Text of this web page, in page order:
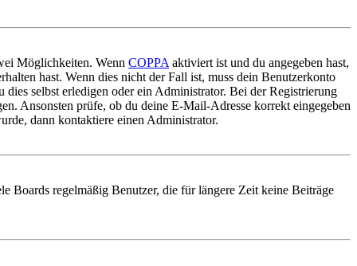
Möglichkeiten. Wenn COPPA aktiviert ist und du angegeben hast,
hast. Wenn dies nicht der Fall ist, muss dein Benutzerkonto
selbst erledigen oder ein Administrator. Bei der Registrierung
Ansonsten prüfe, ob du deine E-Mail-Adresse korrekt eingegeben
dann kontaktiere einen Administrator.
Boards regelmäßig Benutzer, die für längere Zeit keine Beiträge